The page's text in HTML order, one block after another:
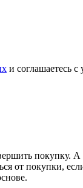
и соглашаетесь
покупку.
от покупки,